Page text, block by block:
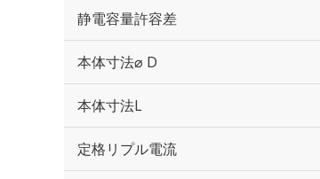
静電容量許容差
本体寸法⌀ D
本体寸法L
定格リプル電流